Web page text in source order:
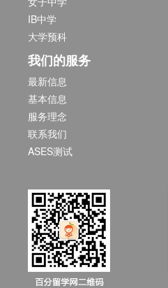
IB中学
大学预科
我们的服务
最新信息
基本信息
服务理念
联系我们
ASES测试